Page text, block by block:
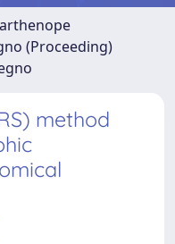
(Proceeding)
method